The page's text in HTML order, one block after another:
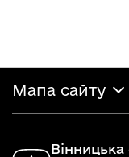
Мапа сайту
Вінницька